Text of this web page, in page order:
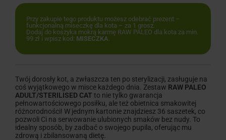
Przy zakupie tego produktu możesz odebrać prezent –
funkcjonalną miseczkę dla kota – za 1 grosz.
Dodaj do koszyka mokrą karmę RAW PALEO dla kota za min.
99 zł i wpisz kod: MISECZKA.
Twój dorosły kot, a zwłaszcza ten po sterylizacji, zasługuje na
coś wyjątkowego w misce każdego dnia. Zestaw RAW PALEO
ADULT/STERILISED CAT to nie tylko gwarancja
pełnowartościowego posiłku, ale też obietnica smakowitej
różnorodności! W jednym kartonie znajdziesz 36 saszetek, co
pozwoli Ci na serwowanie ulubionych smaków bez nudy. To
idealny sposób, by zadbać o swojego pupila, oferując mu
zdrową i zbilansowaną dietę.